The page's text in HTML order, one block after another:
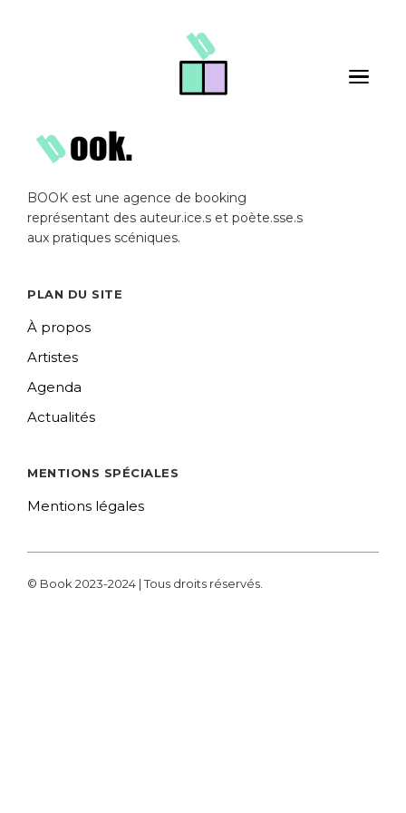
Toggle
BOOK est une agence de booking
représentant des auteur.ice.s et poète.sse.s
aux pratiques scéniques.
PLAN DU SITE
À propos
Artistes
Agenda
Actualités
MENTIONS SPÉCIALES
Mentions légales
© Book 2023-2024 | Tous droits réservés.